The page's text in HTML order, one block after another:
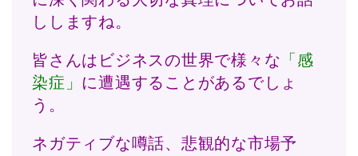
ししますね。
皆さんはビジネスの世界で様々な 「感
染症」 に遭遇することがあるでしょ
う。
ネガティブな噂話、悲観的な市場予